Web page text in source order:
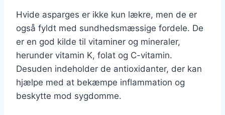
Hvide asparges er ikke kun lækre, men de er
også fyldt med sundhedsmæssige fordele. De
er en god kilde til vitaminer og mineraler,
herunder vitamin K, folat og C-vitamin.
Desuden indeholder de antioxidanter, der kan
hjælpe med at bekæmpe inflammation og
beskytte mod sygdomme.